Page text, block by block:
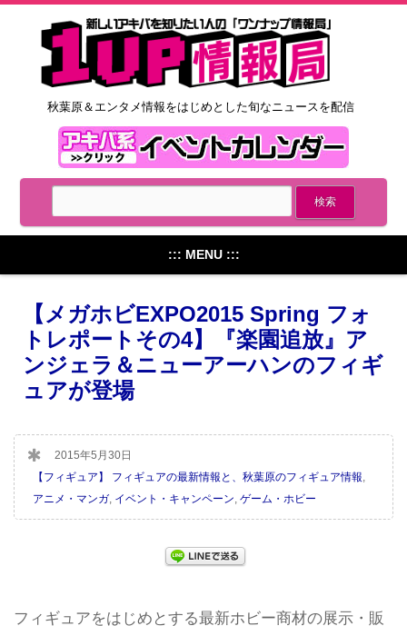
秋葉原＆エンタメ情報をはじめとした旬なニュースを配信
::: MENU :::
【メガホビEXPO2015 Spring フォ
トレポートその4】『楽園追放』ア
ンジェラ＆ニューアーハンのフィギ
ュアが登場
2015年5月30日
【フィギュア】 フィギュアの最新情報と、秋葉原のフィギュア情報
アニメ・マンガ イベント・キャンペーン ゲーム・ホビー
フィギュアをはじめとする最新ホビー商材の展示・販